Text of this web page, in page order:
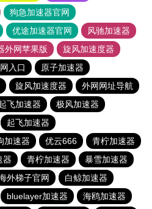
狗急加速器官网
优途加速器官网
风驰加速器
外网苹果版
旋风加速度器
入口
原子加速器
旋风加速度器
外网网址导航
飞加速器
极风加速器
起飞加速器
加速器 优云666
青柠加速器
器 青柠加速器
暴雪加速器
外梯子官网
白鲸加速器
bluelayer加速器
海鸥加速器